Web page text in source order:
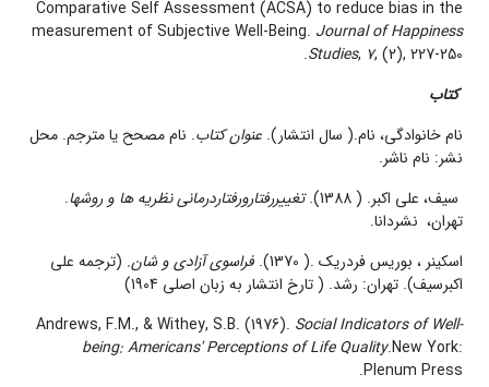
Comparative Self Assessment (ACSA) to reduce bias in the
measurement of Subjective Well-Being. Journal of Happiness
Studies, 7, (2), 227-250.
کتاب
نام خانوادگی، نام.( سال انتشار). عنوان کتاب. نام مصحح یا مترجم. محل
نشر: نام ناشر.
سیف، علی اکبر. ( 1388).
تغییررفتارورفتاردرمانی نظریه ها و روشها.
تهران، نشردانا.
اسکینر ، بوریس فردریک .( 1370).
فراسوی آزادی و شان. (ترجمه علی
اکبرسیف). تهران: رشد. ( تارخ انتشار به زبان اصلی 1904)
Andrews, F.M., & Withey, S.B. (1976). Social Indicators of Well-
being: Americans' Perceptions of Life Quality.New York:
Plenum Press.